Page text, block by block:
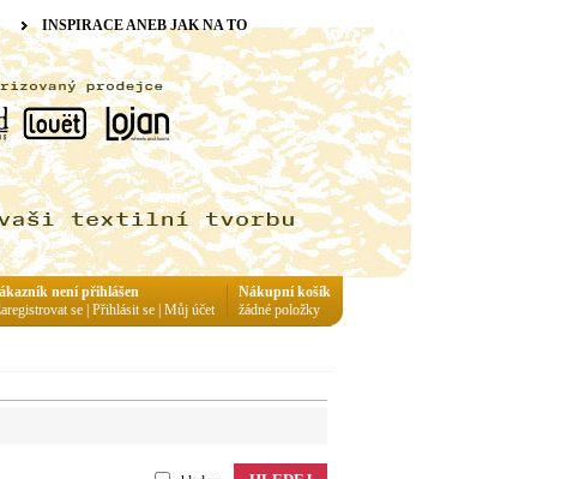
INSPIRACE ANEB JAK NA TO
Nákupní košík
žádné položky
není přihlášen
se Přihlásit se Můj účet